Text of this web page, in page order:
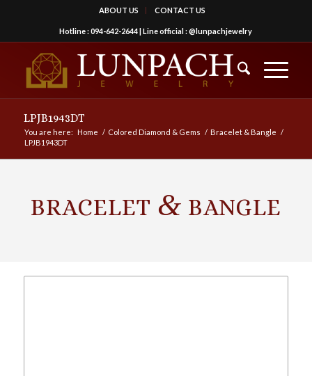
ABOUT US CONTACT US
Hotline :094-642-2644| Line official :@lunpachjewelry
LPJB1943DT
You are here: Home / Colored Diamond & Gems / Bracelet & Bangle /
LPJB1943DT
BRACELET & BANGLE